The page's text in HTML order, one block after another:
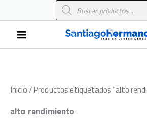
al
contenido
Búsqueda
de
Main
Menu
Inicio/ Productos etiquetados “alto
alto rendimiento